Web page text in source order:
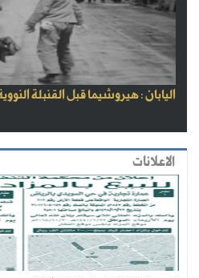
اليابان : هيروشيما قبل القنبلة
الاعلانات